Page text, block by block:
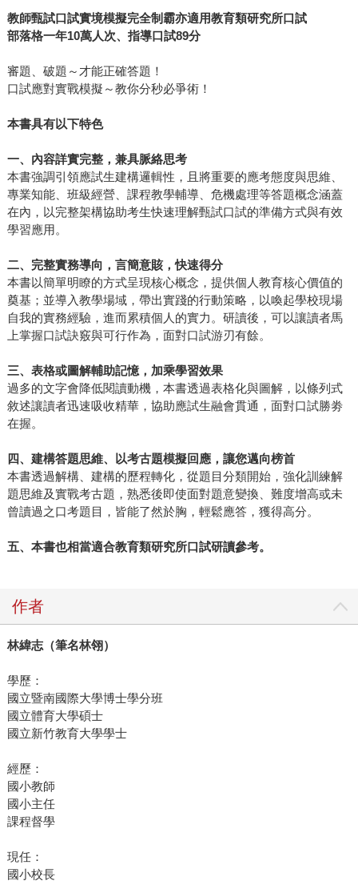
教師甄試口試實境模擬完全制霸亦適用教育類研究所口試
部落格一年10萬人次、指導口試89分
審題、破題～才能正確答題！
口試應對實戰模擬～教你分秒必爭術！
本書具有以下特色
一、內容詳實完整，兼具脈絡思考
本書強調引領應試生建構邏輯性，且將重要的應考態度與思維、
專業知能、班級經營、課程教學輔導、危機處理等答題概念涵蓋
在內，以完整架構協助考生快速理解甄試口試的準備方式與有效
學習應用。
二、完整實務導向，言簡意賅，快速得分
本書以簡單明瞭的方式呈現核心概念，提供個人教育核心價值的
奠基；並導入教學場域，帶出實踐的行動策略，以喚起學校現場
自我的實務經驗，進而累積個人的實力。研讀後，可以讓讀者馬
上掌握口試訣竅與可行作為，面對口試游刃有餘。
三、表格或圖解輔助記憶，加乘學習效果
過多的文字會降低閱讀動機，本書透過表格化與圖解，以條列式
敘述讓讀者迅速吸收精華，協助應試生融會貫通，面對口試勝劵
在握。
四、建構答題思維、以考古題模擬回應，讓您邁向榜首
本書透過解構、建構的歷程轉化，從題目分類開始，強化訓練解
題思維及實戰考古題，熟悉後即使面對題意變換、難度增高或未
曾讀過之口考題目，皆能了然於胸，輕鬆應答，獲得高分。
五、本書也相當適合教育類研究所口試研讀參考。
作者
林緯志（筆名林翎）
學歷：
國立暨南國際大學博士學分班
國立體育大學碩士
國立新竹教育大學學士
經歷：
國小教師
國小主任
課程督學
現任：
國小校長